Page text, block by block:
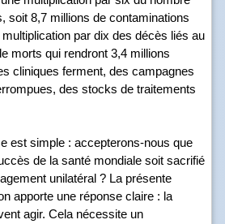
soit 8,7 millions de contaminations
par dix des décès liés au
morts qui rendront 3,4 millions
cliniques ferment, des campagnes
des stocks de traitements
est simple : accepterons-nous que
de la santé mondiale soit sacrifié
unilatéral ? La présente
apporte une réponse claire : la
agir. Cela nécessite un